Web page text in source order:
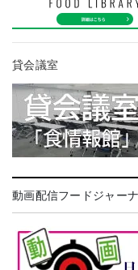
貸会議室
動画配信フードジャー